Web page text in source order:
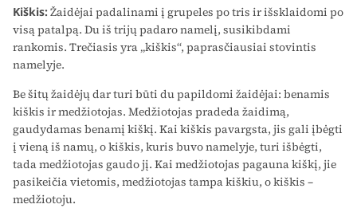
Kiškis:Žaidėjai padalinami į grupeles po tris ir išsklaidomi po
visą patalpą. Du iš trijų padaro namelį, susikibdami
rankomis. Trečiasis yra „kiškis“, paprasčiausiai stovintis
namelyje.
Be šitų žaidėjų dar turi būti du papildomi žaidėjai: benamis
kiškis ir medžiotojas. Medžiotojas pradeda žaidimą,
gaudydamas benamį kiškį. Kai kiškis pavargsta, jis gali įbėgti
į vieną iš namų, o kiškis, kuris buvo namelyje, turi išbėgti,
tada medžiotojas gaudo jį. Kai medžiotojas pagauna kiškį, jie
pasikeičia vietomis, medžiotojas tampa kiškiu, o kiškis –
medžiotoju.